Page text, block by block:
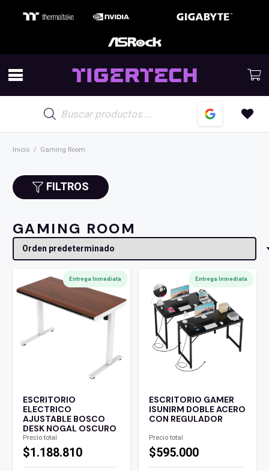
de
productos
Inicio / Gaming Room
FILTROS
GAMING ROOM
Entrega Inmediata
ESCRITORIO
ELECTRICO
AJUSTABLE BOSCO
DESK NOGAL OSCURO
Precio total
$1.188.810
Entrega Inmediata
ESCRITORIO GAMER
ISUNIRM DOBLE ACERO
CON REGULADOR
Precio total
$595.000